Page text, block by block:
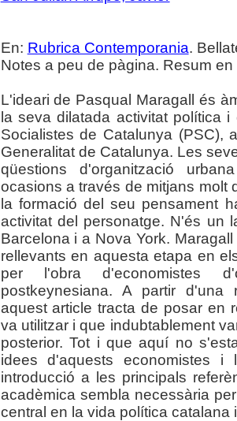
En: Rubrica Contemporania.
Notes a peu de pàgina. Resum en
L'ideari de Pasqual Maragall és
la seva dilatada activitat política
Socialistes de Catalunya (PSC),
Generalitat de Catalunya. Les
qüestions d'organització
ocasions a través de mitjans molt
la formació del seu pensament
activitat del personatge. N'és un
Barcelona i a Nova York.
rellevants en aquesta etapa en
per l'obra d'economistes
postkeynesiana. A partir d'una
aquest article tracta de posar en
va utilitzar i que indubtablement
posterior. Tot i que aquí no
idees d'aquests economistes i
introducció a les principals
acadèmica sembla necessària
central en la vida política